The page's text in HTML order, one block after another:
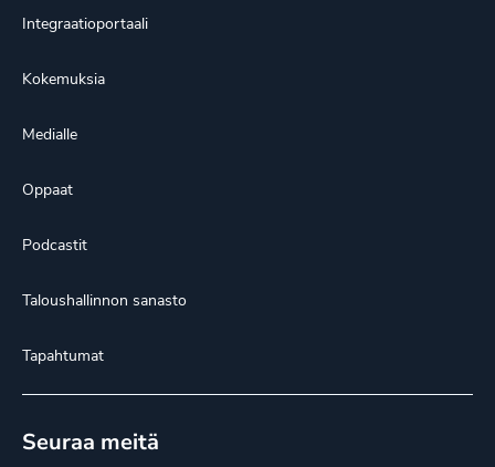
Integraatioportaali
Kokemuksia
Medialle
Oppaat
Podcastit
Taloushallinnon sanasto
Tapahtumat
Seuraa meitä